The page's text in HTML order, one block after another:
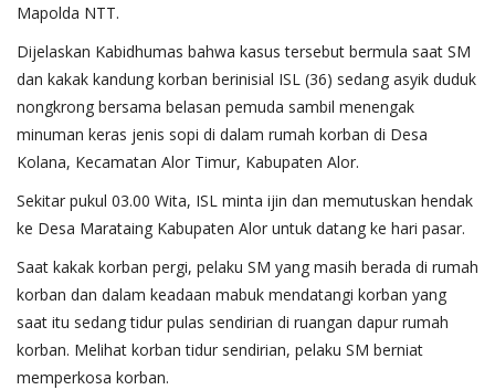
Mapolda NTT.
Dijelaskan Kabidhumas bahwa kasus tersebut bermula saat SM
dan kakak kandung korban berinisial ISL (36) sedang asyik duduk
nongkrong bersama belasan pemuda sambil menengak
minuman keras jenis sopi di dalam rumah korban di Desa
Kolana, Kecamatan Alor Timur, Kabupaten Alor.
Sekitar pukul 03.00 Wita, ISL minta ijin dan memutuskan hendak
ke Desa Marataing Kabupaten Alor untuk datang ke hari pasar.
Saat kakak korban pergi, pelaku SM yang masih berada di rumah
korban dan dalam keadaan mabuk mendatangi korban yang
saat itu sedang tidur pulas sendirian di ruangan dapur rumah
korban. Melihat korban tidur sendirian, pelaku SM berniat
memperkosa korban.